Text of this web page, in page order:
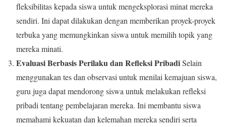
fleksibilitas kepada siswa untuk mengeksplorasi minat mereka
sendiri. Ini dapat dilakukan dengan memberikan proyek-proyek
terbuka yang memungkinkan siswa untuk memilih topik yang
mereka minati.
Evaluasi Berbasis Perilaku dan Refleksi PribadiSelain
menggunakan tes dan observasi untuk menilai kemajuan siswa,
guru juga dapat mendorong siswa untuk melakukan refleksi
pribadi tentang pembelajaran mereka. Ini membantu siswa
memahami kekuatan dan kelemahan mereka sendiri serta